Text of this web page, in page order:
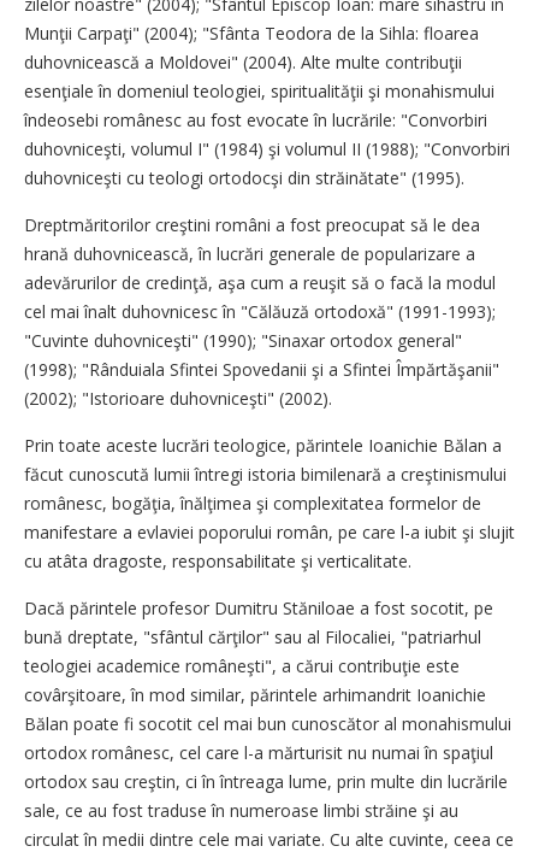
Munţii Carpaţi" (2004); "Sfânta Teodora de la Sihla: floarea
duhovnicească a Moldovei" (2004). Alte multe contribuţii
esenţiale în domeniul teologiei, spiritualităţii şi monahismului
îndeosebi românesc au fost evocate în lucrările: "Convorbiri
duhovniceşti, volumul I" (1984) şi volumul II (1988); "Convorbiri
duhovniceşti cu teologi ortodocşi din străinătate" (1995).
Dreptmăritorilor creştini români a fost preocupat să le dea
hrană duhovnicească, în lucrări generale de popularizare a
adevărurilor de credinţă, aşa cum a reuşit să o facă la modul
cel mai înalt duhovnicesc în "Călăuză ortodoxă" (1991-1993);
"Cuvinte duhovniceşti" (1990); "Sinaxar ortodox general"
(1998); "Rânduiala Sfintei Spovedanii şi a Sfintei Împărtăşanii"
(2002); "Istorioare duhovniceşti" (2002).
Prin toate aceste lucrări teologice, părintele Ioanichie Bălan a
făcut cunoscută lumii întregi istoria bimilenară a creştinismului
românesc, bogăţia, înălţimea şi complexitatea formelor de
manifestare a evlaviei poporului român, pe care l-a iubit şi slujit
cu atâta dragoste, responsabilitate şi verticalitate.
Dacă părintele profesor Dumitru Stăniloae a fost socotit, pe
bună dreptate, "sfântul cărţilor" sau al Filocaliei, "patriarhul
teologiei academice româneşti", a cărui contribuţie este
covârşitoare, în mod similar, părintele arhimandrit Ioanichie
Bălan poate fi socotit cel mai bun cunoscător al monahismului
ortodox românesc, cel care l-a mărturisit nu numai în spaţiul
ortodox sau creştin, ci în întreaga lume, prin multe din lucrările
sale, ce au fost traduse în numeroase limbi străine şi au
circulat în medii dintre cele mai variate. Cu alte cuvinte, ceea ce